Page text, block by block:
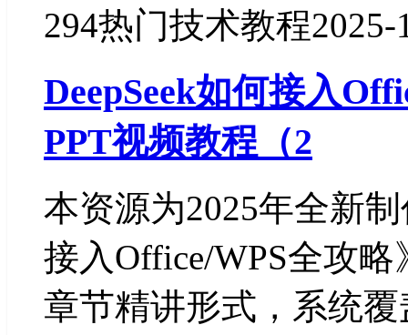
294热门技术教程2025-
DeepSeek如何接入
PPT视频教程（2
本资源为2025年全新
接入Office/WPS全攻
章节精讲形式，系统覆